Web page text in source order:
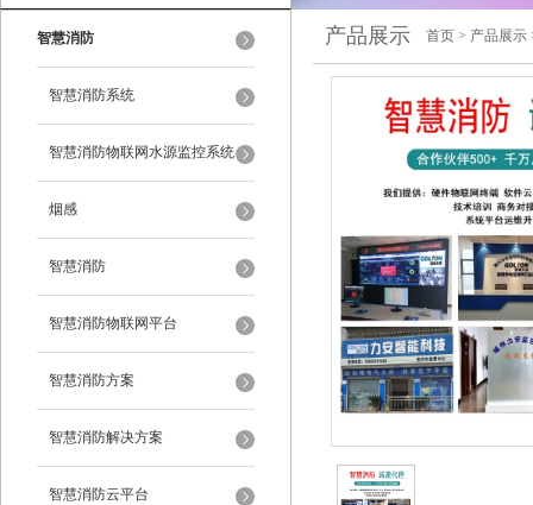
智慧消防
智慧消防系统
智慧消防物联网水源监控系统
烟感
智慧消防
智慧消防物联网平台
智慧消防方案
智慧消防解决方案
智慧消防云平台
产品展示 首页 > 产品展示